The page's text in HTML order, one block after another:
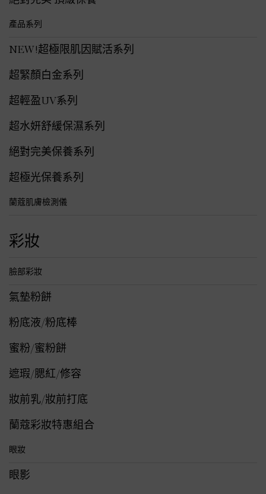
產品系列
NEW!超極限肌因賦活系列
超緊顏白金系列
超輕盈UV系列
超水妍舒緩保濕系列
絕對完美保養系列
超極光保養系列
蘭蔻肌膚檢測儀
彩妝
臉部彩妝
氣墊粉餅
粉底液/粉底棒
蜜粉/蜜粉餅
遮瑕/腮紅/修容
妝前乳/妝前打底
蘭蔻彩妝特惠組合
眼妝
眼影